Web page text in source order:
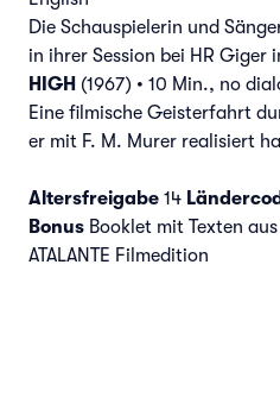
Die Schauspielerin und
in ihrer Session bei HR Giger
HIGH (1967) • 10 Min., no
Eine filmische Geisterfahrt
er mit F. M. Murer realisiert
Altersfreigabe 14
Bonus Booklet mit Texten
ATALANTE Filmedition